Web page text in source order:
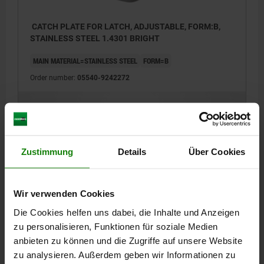
Zustimmung Details Über Cookies
Wir verwenden Cookies
Die Cookies helfen uns dabei, die Inhalte und Anzeigen
zu personalisieren, Funktionen für soziale Medien
anbieten zu können und die Zugriffe auf unsere Website
zu analysieren. Außerdem geben wir Informationen zu
CATCH PLATE FOR LATCH, ADJUSTABLE, FORM:B,
STAINLESS STEEL 1.4301 BRIGHT
MAIN MATERIAL=STAINLESS STEEL FORM=B
Order number: 05540-9242272
DETAILS
DETAILS
DOWNLOADS